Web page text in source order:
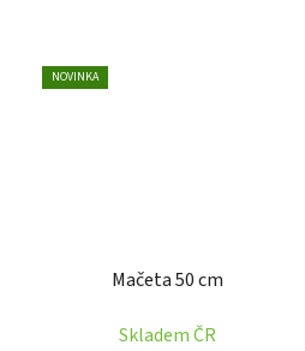
NOVINKA
Mačeta 50 cm
Skladem ČR